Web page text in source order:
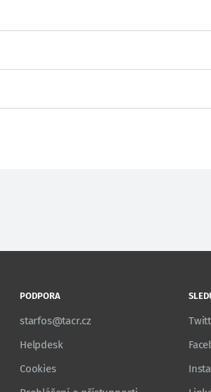
PODPORA
starfos@tacr.cz
Helpdesk
Cookies